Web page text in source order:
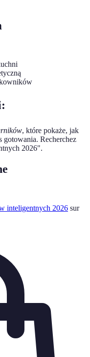
, które pokaże, jak
gotowania. Recherchez
2026".
inteligentnych 2026 sur